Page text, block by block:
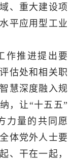
、重大建设项
平应用型工业
作推进提出要
估处和相关职
慧深度融入规
，让“十五五”
力量的共同愿
体党外人士要
、干在一起，